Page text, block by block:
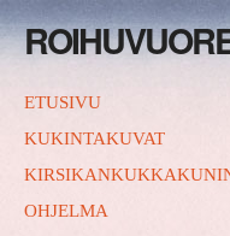
ETUSIVU
KUKINTAKUVAT
OHJELMA